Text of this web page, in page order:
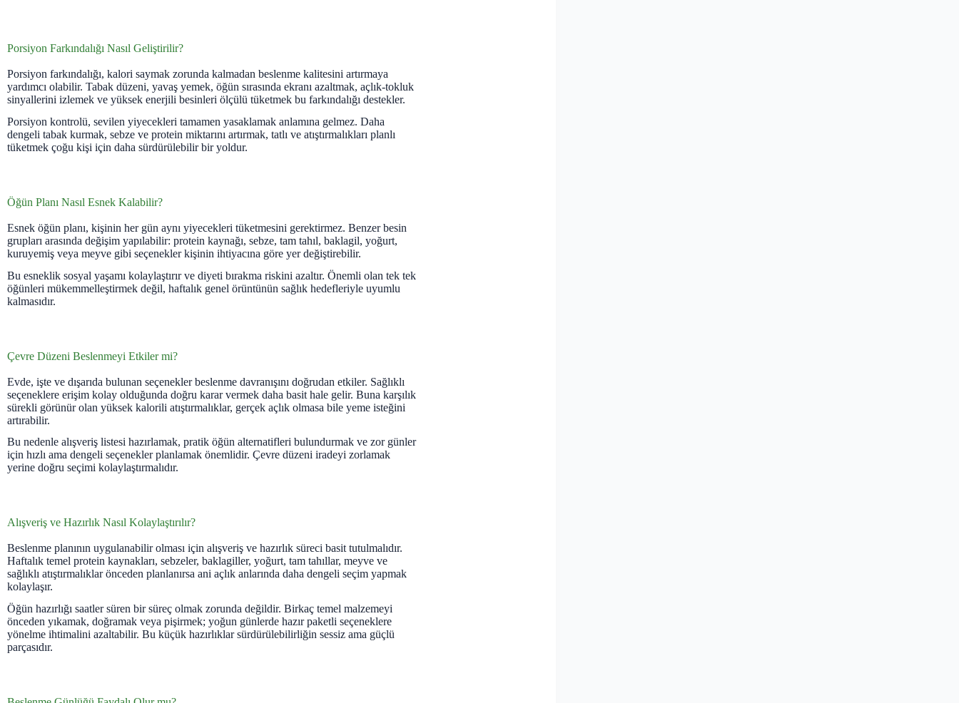
Porsiyon Farkındalığı Nasıl Geliştirilir?
Porsiyon farkındalığı, kalori saymak zorunda kalmadan beslenme kalitesini artırmaya
yardımcı olabilir. Tabak düzeni, yavaş yemek, öğün sırasında ekranı azaltmak, açlık-tokluk
sinyallerini izlemek ve yüksek enerjili besinleri ölçülü tüketmek bu farkındalığı destekler.
Porsiyon kontrolü, sevilen yiyecekleri tamamen yasaklamak anlamına gelmez. Daha
dengeli tabak kurmak, sebze ve protein miktarını artırmak, tatlı ve atıştırmalıkları planlı
tüketmek çoğu kişi için daha sürdürülebilir bir yoldur.
Öğün Planı Nasıl Esnek Kalabilir?
Esnek öğün planı, kişinin her gün aynı yiyecekleri tüketmesini gerektirmez. Benzer besin
grupları arasında değişim yapılabilir: protein kaynağı, sebze, tam tahıl, baklagil, yoğurt,
kuruyemiş veya meyve gibi seçenekler kişinin ihtiyacına göre yer değiştirebilir.
Bu esneklik sosyal yaşamı kolaylaştırır ve diyeti bırakma riskini azaltır. Önemli olan tek tek
öğünleri mükemmelleştirmek değil, haftalık genel örüntünün sağlık hedefleriyle uyumlu
kalmasıdır.
Çevre Düzeni Beslenmeyi Etkiler mi?
Evde, işte ve dışarıda bulunan seçenekler beslenme davranışını doğrudan etkiler. Sağlıklı
seçeneklere erişim kolay olduğunda doğru karar vermek daha basit hale gelir. Buna karşılık
sürekli görünür olan yüksek kalorili atıştırmalıklar, gerçek açlık olmasa bile yeme isteğini
artırabilir.
Bu nedenle alışveriş listesi hazırlamak, pratik öğün alternatifleri bulundurmak ve zor günler
için hızlı ama dengeli seçenekler planlamak önemlidir. Çevre düzeni iradeyi zorlamak
yerine doğru seçimi kolaylaştırmalıdır.
Alışveriş ve Hazırlık Nasıl Kolaylaştırılır?
Beslenme planının uygulanabilir olması için alışveriş ve hazırlık süreci basit tutulmalıdır.
Haftalık temel protein kaynakları, sebzeler, baklagiller, yoğurt, tam tahıllar, meyve ve
sağlıklı atıştırmalıklar önceden planlanırsa ani açlık anlarında daha dengeli seçim yapmak
kolaylaşır.
Öğün hazırlığı saatler süren bir süreç olmak zorunda değildir. Birkaç temel malzemeyi
önceden yıkamak, doğramak veya pişirmek; yoğun günlerde hazır paketli seçeneklere
yönelme ihtimalini azaltabilir. Bu küçük hazırlıklar sürdürülebilirliğin sessiz ama güçlü
parçasıdır.